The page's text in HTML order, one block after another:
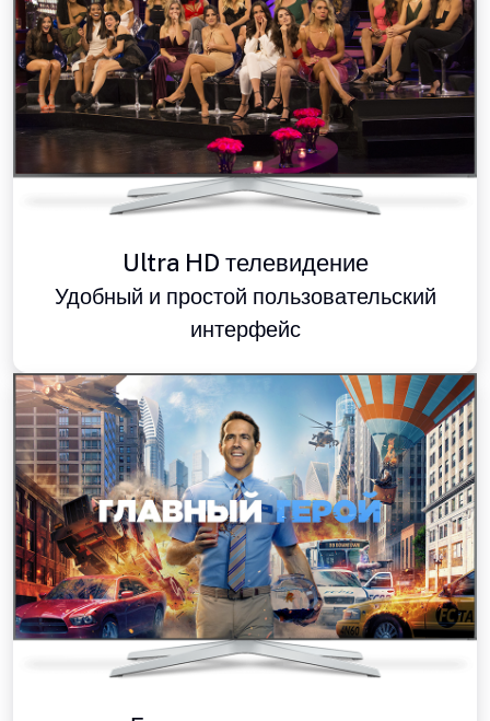
Ultra HD телевидение
Удобный и простой пользовательский
интерфейс